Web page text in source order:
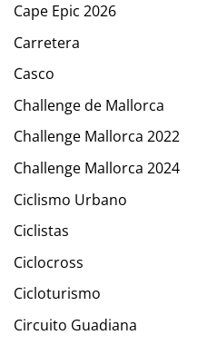
Cape Epic 2026
Carretera
Casco
Challenge de Mallorca
Challenge Mallorca 2022
Challenge Mallorca 2024
Ciclismo Urbano
Ciclistas
Ciclocross
Cicloturismo
Circuito Guadiana